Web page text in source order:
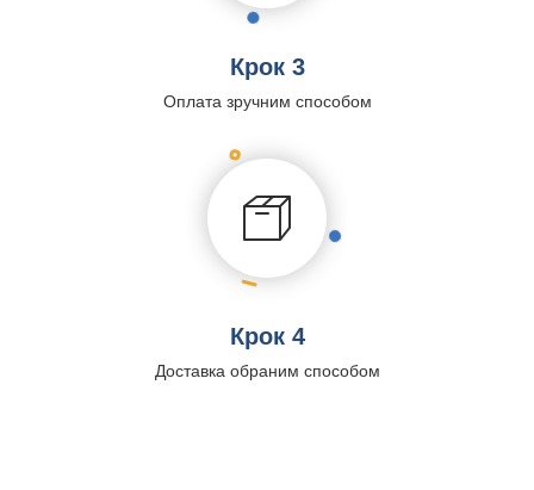
Крок 3
Оплата зручним способом
Крок 4
Доставка обраним способом